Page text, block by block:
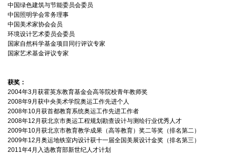
中国绿色建筑与节能委员会委员
中国照明学会常务理事
中国美术家协会会员
环境设计艺术委员会委员
国家自然科学基金项目同行评议专家
国家艺术基金评议专家
获奖：
2004年3月获霍英东教育基金会高等院校青年教师奖
2008年9月获中央美术学院奥运工作先进个人
2008年10月获首都教育系统奥运工作先进工作者
2008年12月获北京市奥运工程规划勘查设计与测绘行业优秀人才
2009年10月获北京市教育教学成果（高等教育）奖二等奖（排名第二）
2009年12月奥运地铁室内设计获十一届全国美展设计金奖（排名第三）
2011年4月入选教育部新世纪人才计划